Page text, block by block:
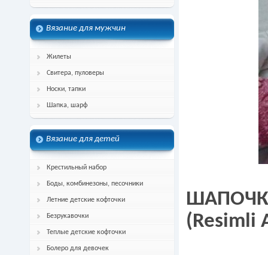
Вязание для мужчин
Жилеты
Свитера, пуловеры
Носки, тапки
Шапка, шарф
Вязание для детей
Крестильный набор
Боды, комбинезоны, песочники
Летние детские кофточки
Безрукавочки
Теплые детские кофточки
Болеро для девочек
(Resimli